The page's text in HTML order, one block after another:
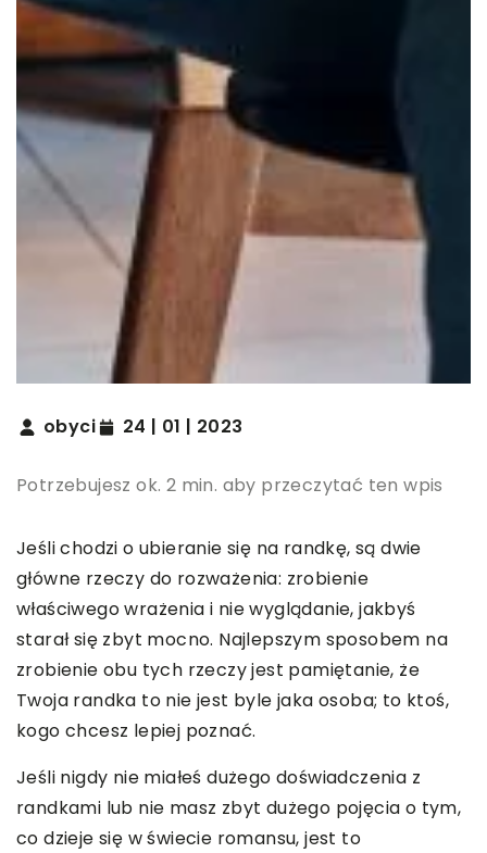
obyci 24 | 01 | 2023
Potrzebujesz ok. 2 min. aby przeczytać ten wpis
Jeśli chodzi o ubieranie się na randkę, są dwie
główne rzeczy do rozważenia: zrobienie
właściwego wrażenia i nie wyglądanie, jakbyś
starał się zbyt mocno. Najlepszym sposobem na
zrobienie obu tych rzeczy jest pamiętanie, że
Twoja randka to nie jest byle jaka osoba; to ktoś,
kogo chcesz lepiej poznać.
Jeśli nigdy nie miałeś dużego doświadczenia z
randkami lub nie masz zbyt dużego pojęcia o tym,
co dzieje się w świecie romansu, jest to